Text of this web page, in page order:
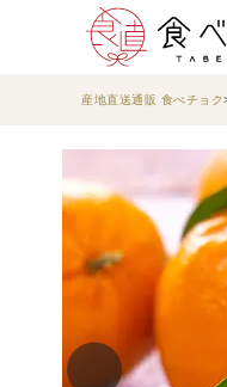
産地直送通販 食べチョク